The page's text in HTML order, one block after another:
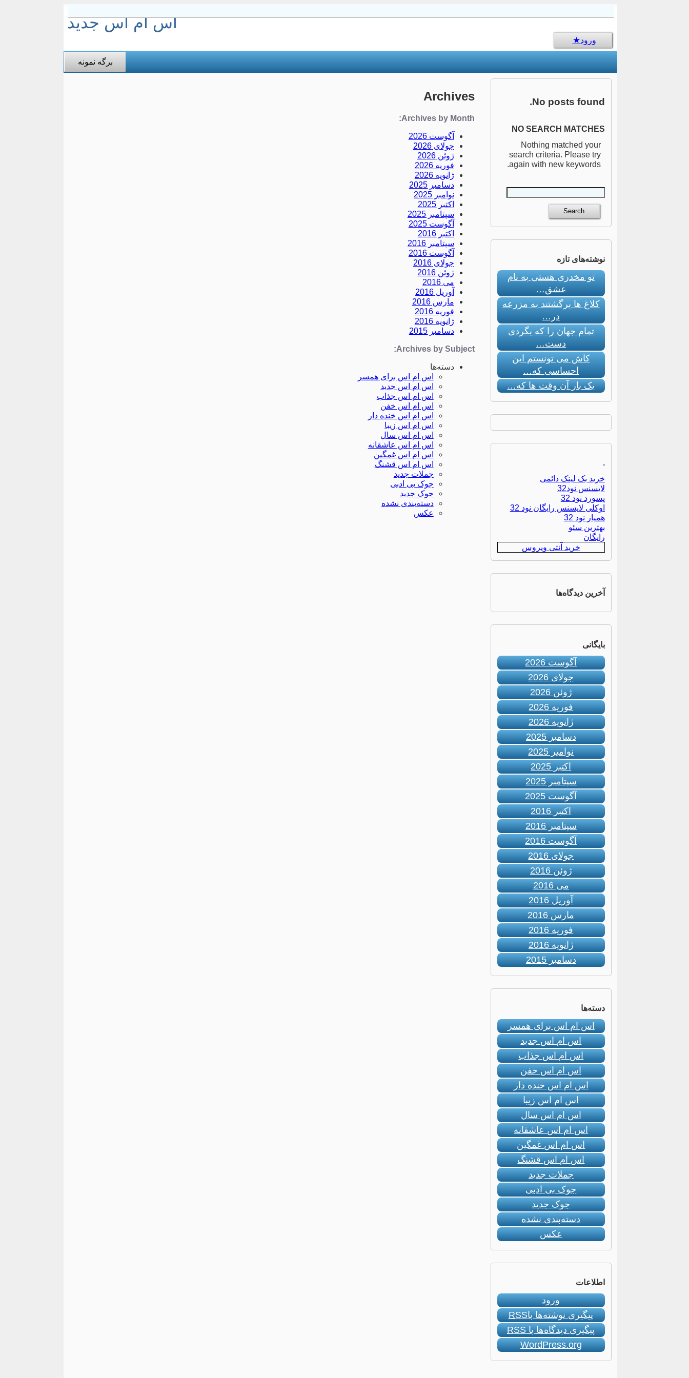
اس ام اس جدید
ورود
برگه نمونه
Archives
Archives by Month:
آگوست 2026
جولای 2026
ژوئن 2026
فوریه 2026
ژانویه 2026
دسامبر 2025
نوامبر 2025
اکتبر 2025
سپتامبر 2025
آگوست 2025
اکتبر 2016
سپتامبر 2016
آگوست 2016
جولای 2016
ژوئن 2016
می 2016
آوریل 2016
مارس 2016
فوریه 2016
ژانویه 2016
دسامبر 2015
Archives by Subject:
دسته‌ها
اس ام اس برای همسر
اس ام اس جدید
اس ام اس جذاب
اس ام اس خفن
اس ام اس خنده دار
اس ام اس زیبا
اس ام اس سال
اس ام اس عاشقانه
اس ام اس غمگین
اس ام اس قشنگ
جملات جدید
جوک بی ادبی
جوک جدید
دسته‌بندی نشده
عکس
No posts found.
NO SEARCH MATCHES
Nothing matched your
search criteria. Please try
again with new keywords.
نوشته‌های تازه
تو مخدری هستی به نام
عشق…
کلاغ ها برگشتند به مزرعه
در…
تمام جهان را که بگردی
دست…
کاش می تونستم این
احساسی که…
یک بار آن وقت ها که…
.
خرید بک لینک دائمی
لایسنس نود32
پسورد نود 32
اوکلی لایسنس رایگان نود 32
همیار نود 32
بهترین سئو
رایگان
خرید آنتی ویروس
آخرین دیدگاه‌ها
بایگانی
آگوست 2026
جولای 2026
ژوئن 2026
فوریه 2026
ژانویه 2026
دسامبر 2025
نوامبر 2025
اکتبر 2025
سپتامبر 2025
آگوست 2025
اکتبر 2016
سپتامبر 2016
آگوست 2016
جولای 2016
ژوئن 2016
می 2016
آوریل 2016
مارس 2016
فوریه 2016
ژانویه 2016
دسامبر 2015
دسته‌ها
اس ام اس برای همسر
اس ام اس جدید
اس ام اس جذاب
اس ام اس خفن
اس ام اس خنده دار
اس ام اس زیبا
اس ام اس سال
اس ام اس عاشقانه
اس ام اس غمگین
اس ام اس قشنگ
جملات جدید
جوک بی ادبی
جوک جدید
دسته‌بندی نشده
عکس
اطلاعات
ورود
پیگیری نوشته‌ها باRSS
پیگیری دیدگاه‌ها باRSS
WordPress.org